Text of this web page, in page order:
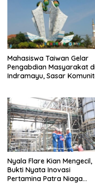
Mahasiswa Taiwan Gelar
Pengabdian Masyarakat
Indramayu, Sasar
Nyala Flare Kian Mengecil,
Bukti Nyata Inovasi
Pertamina Patra Niaga